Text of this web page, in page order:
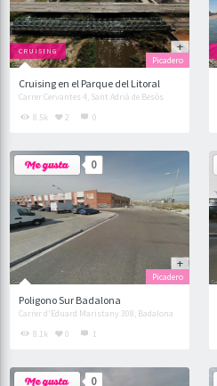
CRUISING
Cruising en el Parque del Litoral
Carrer Cervantes 4, Sant Adrià de Besòs
Picadero
8.5k 2 0
0
Poligono Sur Badalona
Carrer d'Eduard Maristany 308, Badalona
Picadero
8.1k 0 1
0